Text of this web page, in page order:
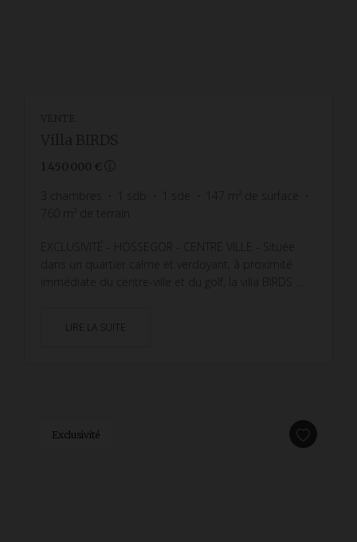
VENTE
Villa BIRDS
1 450 000 €
3 147
m² de surface
m² de terrain
EXCLUSIVITÉ - HOSSEGOR - CENTRE VILLE - Située
dans un quartier calme et verdoyant, à proximité
immédiate du centre-ville et du golf, la villa BIRDS ...
LIRE LA SUITE
Exclusivité